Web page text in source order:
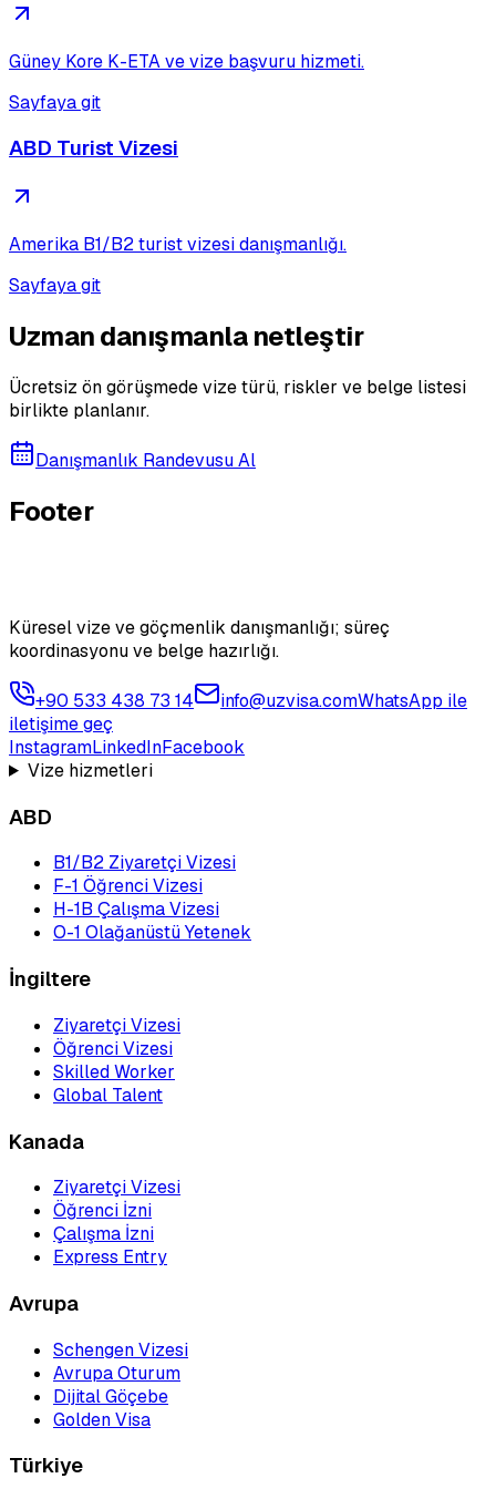
Güney Kore K-ETA ve vize başvuru hizmeti.
Sayfaya git
ABD Turist Vizesi
Amerika B1/B2 turist vizesi danışmanlığı.
Sayfaya git
Uzman danışmanla netleştir
Ücretsiz ön görüşmede vize türü, riskler ve belge listesi
birlikte planlanır.
Danışmanlık Randevusu Al
Footer
Küresel vize ve göçmenlik danışmanlığı; süreç
koordinasyonu ve belge hazırlığı.
+90 533 438 73 14 info@uzvisa.comWhatsApp ile
iletişime geç
InstagramLinkedInFacebook
Vize hizmetleri
ABD
B1/B2 Ziyaretçi Vizesi
F-1 Öğrenci Vizesi
H-1B Çalışma Vizesi
O-1 Olağanüstü Yetenek
İngiltere
Ziyaretçi Vizesi
Öğrenci Vizesi
Skilled Worker
Global Talent
Kanada
Ziyaretçi Vizesi
Öğrenci İzni
Çalışma İzni
Express Entry
Avrupa
Schengen Vizesi
Avrupa Oturum
Dijital Göçebe
Golden Visa
Türkiye